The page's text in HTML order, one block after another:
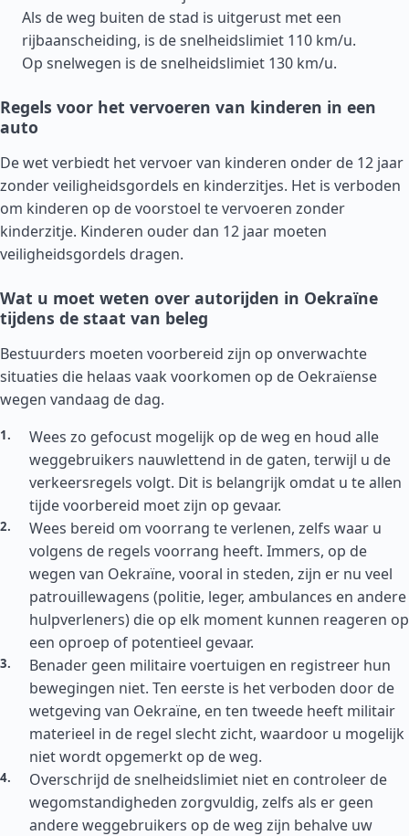
Als de weg buiten de stad is uitgerust met een
rijbaanscheiding, is de snelheidslimiet 110 km/u.
Op snelwegen is de snelheidslimiet 130 km/u.
Regels voor het vervoeren van kinderen in een
auto
De wet verbiedt het vervoer van kinderen onder de 12 jaar
zonder veiligheidsgordels en kinderzitjes. Het is verboden
om kinderen op de voorstoel te vervoeren zonder
kinderzitje. Kinderen ouder dan 12 jaar moeten
veiligheidsgordels dragen.
Wat u moet weten over autorijden in Oekraïne
tijdens de staat van beleg
Bestuurders moeten voorbereid zijn op onverwachte
situaties die helaas vaak voorkomen op de Oekraïense
wegen vandaag de dag.
Wees zo gefocust mogelijk op de weg en houd alle
weggebruikers nauwlettend in de gaten, terwijl u de
verkeersregels volgt. Dit is belangrijk omdat u te allen
tijde voorbereid moet zijn op gevaar.
Wees bereid om voorrang te verlenen, zelfs waar u
volgens de regels voorrang heeft. Immers, op de
wegen van Oekraïne, vooral in steden, zijn er nu veel
patrouillewagens (politie, leger, ambulances en andere
hulpverleners) die op elk moment kunnen reageren op
een oproep of potentieel gevaar.
Benader geen militaire voertuigen en registreer hun
bewegingen niet. Ten eerste is het verboden door de
wetgeving van Oekraïne, en ten tweede heeft militair
materieel in de regel slecht zicht, waardoor u mogelijk
niet wordt opgemerkt op de weg.
Overschrijd de snelheidslimiet niet en controleer de
wegomstandigheden zorgvuldig, zelfs als er geen
andere weggebruikers op de weg zijn behalve uw